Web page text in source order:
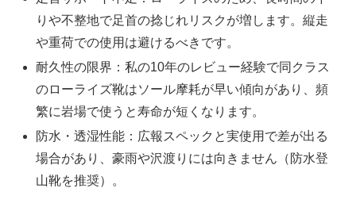
りや不整地で足首の捻じれリスクが増します。縦走
や重荷での使用は避けるべきです。
耐久性の限界：私の10年のレビュー経験で同クラス
のローライズ靴はソール摩耗が早い傾向があり、頻
繁に岩場で使うと寿命が短くなります。
防水・透湿性能：広報スペックと実使用で差が出る
場合があり、豪雨や沢渡りには向きません（防水登
山靴を推奨）。